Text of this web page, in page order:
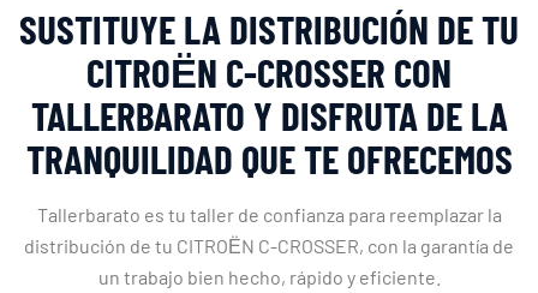
SUSTITUYE LA DISTRIBUCIÓN DE TU
CITROЁN C-CROSSER CON
TALLERBARATO Y DISFRUTA DE LA
TRANQUILIDAD QUE TE OFRECEMOS
Tallerbarato es tu taller de confianza para reemplazar la
distribución de tu CITROЁN C-CROSSER, con la garantía de
un trabajo bien hecho, rápido y eficiente.